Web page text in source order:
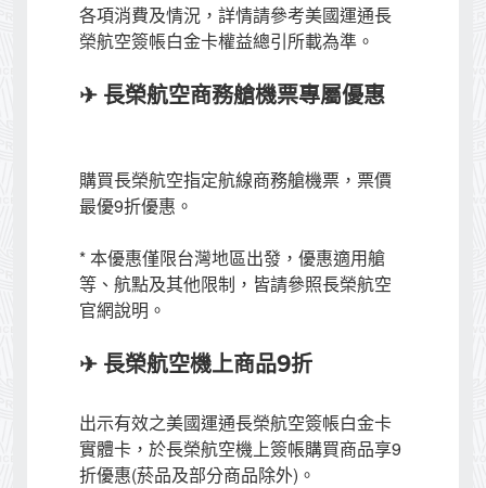
各項消費及情況，詳情請參考美國運通長
榮航空簽帳白金卡權益總引所載為準。
✈ 長榮航空商務艙機票專屬優惠
購買長榮航空指定航線商務艙機票，票價
最優9折優惠。
* 本優惠僅限台灣地區出發，優惠適用艙
等、航點及其他限制，皆請參照長榮航空
官網說明。
✈ 長榮航空機上商品9折
出示有效之美國運通長榮航空簽帳白金卡
實體卡，於長榮航空機上簽帳購買商品享9
折優惠(菸品及部分商品除外)。